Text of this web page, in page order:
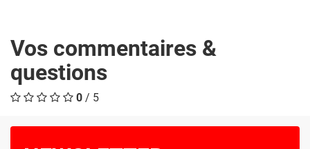
Vos commentaires &
questions
0 / 5